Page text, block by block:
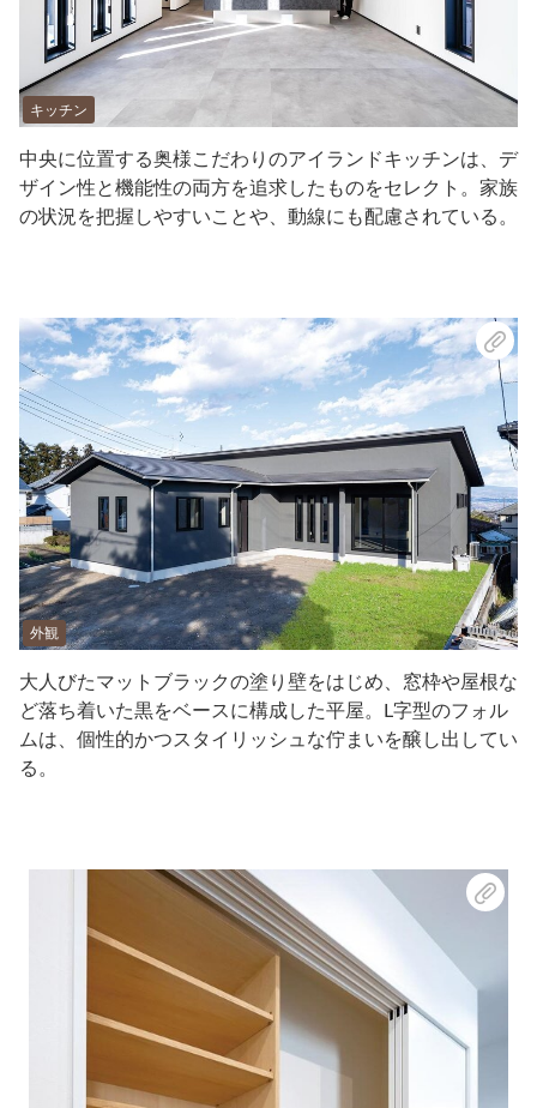
キッチン
中央に位置する奥様こだわりのアイランドキッチンは、デ
ザイン性と機能性の両方を追求したものをセレクト。家族
の状況を把握しやすいことや、動線にも配慮されている。
外観
大人びたマットブラックの塗り壁をはじめ、窓枠や屋根な
ど落ち着いた黒をベースに構成した平屋。L字型のフォル
ムは、個性的かつスタイリッシュな佇まいを醸し出してい
る。